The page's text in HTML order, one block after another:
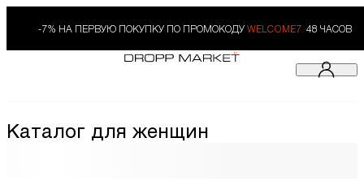
-7% НА ПЕРВУЮ ПОКУПКУ ПО ПРОМОКОДУ WELCOME7. 48 ЧАСОВ
Каталог для женщин